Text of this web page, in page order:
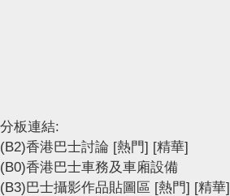
分板連結:
(B2)香港巴士討論 [熱門] [精華]
(B0)香港巴士車務及車廂設備
(B3)巴士攝影作品貼圖區 [熱門] [精華]